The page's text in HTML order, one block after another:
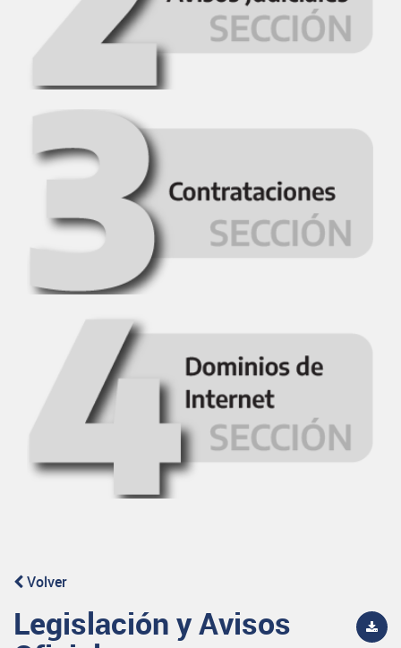
Volver
Legislación y Avisos